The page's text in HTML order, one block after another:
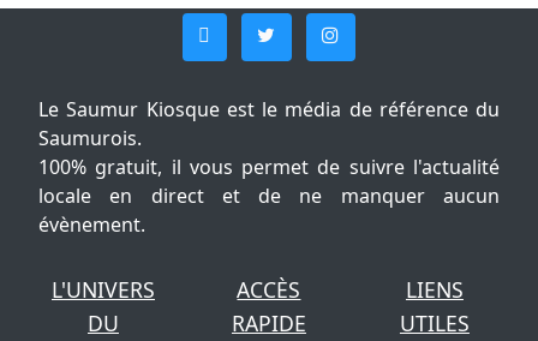
Le Saumur Kiosque est le média de référence du
Saumurois.
100% gratuit, il vous permet de suivre l'actualité
locale en direct et de ne manquer aucun
évènement.
L'UNIVERS
DU
ACCÈS
RAPIDE
LIENS
UTILES